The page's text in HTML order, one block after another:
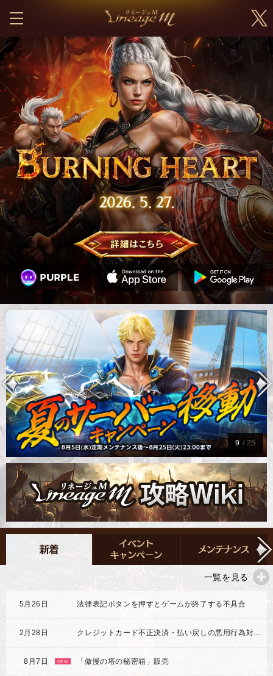
9 / 25
一覧を見る
5月26日 法律表記ボタンを押すとゲームが終了する不具合
2月28日
8月7日 NEW 「傲慢の塔の秘密箱」販売